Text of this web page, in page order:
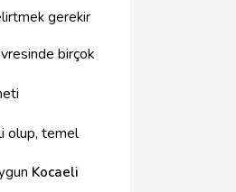
gerekir
birçok
olup, temel
Kocaeli